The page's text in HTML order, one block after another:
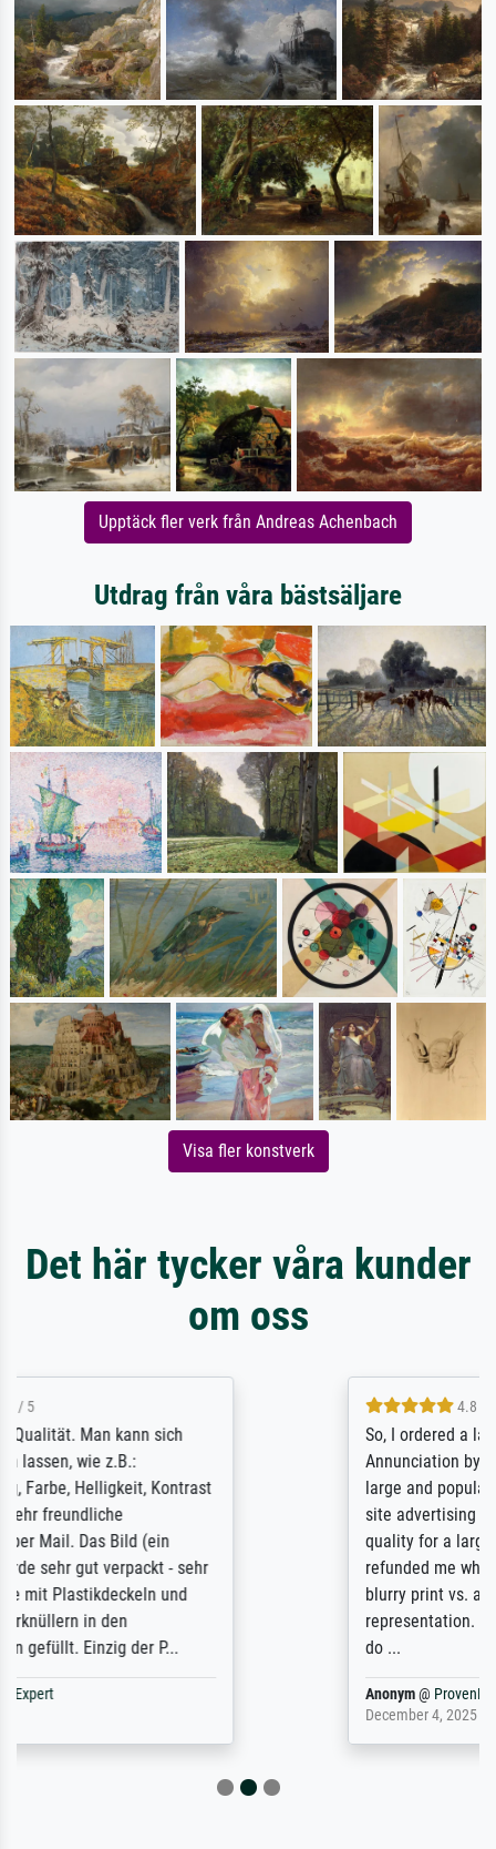
Upptäck fler verk från Andreas Achenbach
Utdrag från våra bästsäljare
Visa fler konstverk
Det här tycker våra kunder
om oss
So, I ordered a large print of The
Annunciation by Fra Angelico from a very
large and popular American "art/poster"
site advertising giclee print quality. The
quality for a large print was atrocious. They
refunded me when I sent pictures of the
blurry print vs. a Wikipedia commons
representation. They stated they couldn't
do ...